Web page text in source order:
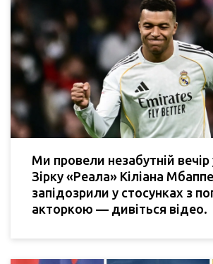
Ми провели незабутній
Зірку «Реала» Кіліана Мбаппе
запідозрили у стосунках з
акторкою — дивіться відео.